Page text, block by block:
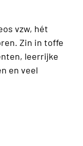
vzw, hét
Zin in toffe
leerrijke
en veel